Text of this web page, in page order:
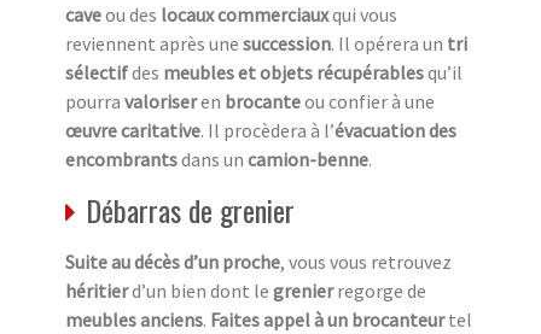
caveou des locaux commerciauxqui vous
reviennent après une succession. Il opérera un tri
sélectifdes meubles et objets récupérablesqu’il
pourra valoriseren brocanteou confier à une
œuvre caritative. Il procèdera à l’évacuation des
encombrantsdans un camion-benne.
Débarras de grenier
Suite au décès d’un proche, vous vous retrouvez
héritierd’un bien dont le grenierregorge de
meubles anciens. Faites appel à un brocanteurtel